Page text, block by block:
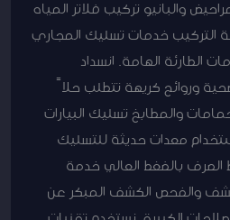
والبانيو تركيب فلاتر المياه
التركيب خدمات تسليك المجاري
الطارئة الهامة. انسداد
وروائح كريهة تتطلب حلاً
والمطابخ تسليك البيارات
معدات حديثة للتسليك
بالضغط العالي خدمة
والفحص الكشف المبكر عن